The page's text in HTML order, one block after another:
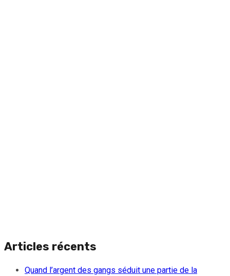
Articles récents
Quand l’argent des gangs séduit une partie de la